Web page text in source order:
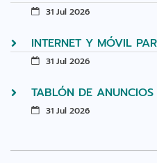
31 Jul 2026
INTERNET Y MÓVIL
31 Jul 2026
TABLÓN DE
31 Jul 2026